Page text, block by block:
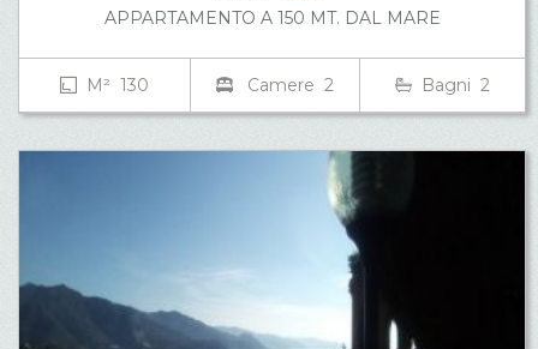
APPARTAMENTO A 150 MT. DAL MARE
M² 130 Camere 2 Bagni 2